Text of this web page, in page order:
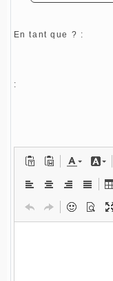
En tant que ? :
: